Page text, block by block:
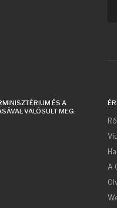
ÉS A
VALÓSULT MEG.
A